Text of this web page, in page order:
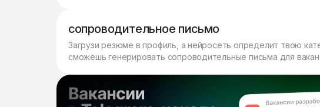
сопроводительное письмо
Загрузи резюме в профиль, а нейросеть определит твою
сможешь генерировать сопроводительные письма для